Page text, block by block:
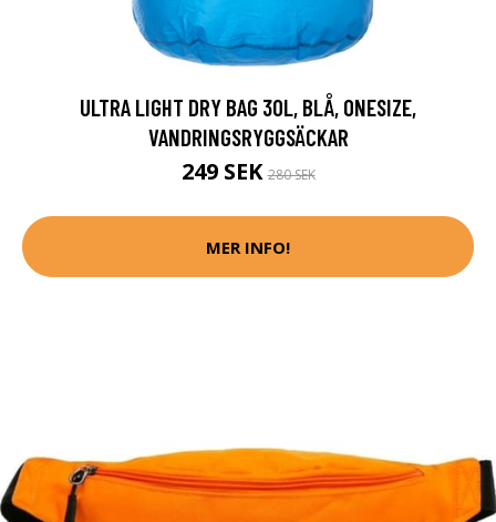
ULTRA LIGHT DRY BAG 30L, BLÅ, ONESIZE,
VANDRINGSRYGGSÄCKAR
249 SEK280 SEK
MER INFO!